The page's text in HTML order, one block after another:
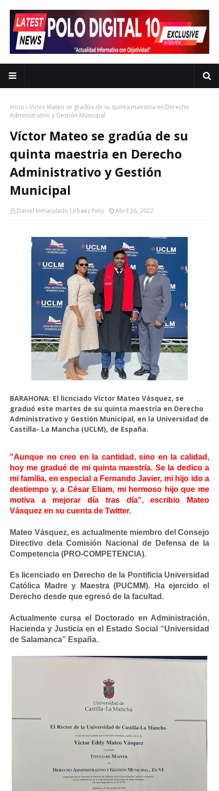
Inicio
Víctor Mateo se gradúa de su quinta maestria en Derecho
Administrativo y Gestión Municipal
Víctor Mateo se gradúa de su
quinta maestria en Derecho
Administrativo y Gestión
Municipal
Daniel Inmaculado Urbaez Feliz Abril 26, 2022
BARAHONA: El licnciado Víctor Mateo Vásquez, se
graduó este martes de su quinta maestria en Derecho
Administrativo y Gestión Municipal, en la Universidad de
Castilla- La Mancha (UCLM), de España.
"Aunque no creo en la cantidad, sino en la calidad,
hoy me gradué de mi quinta maestría. Se la dedico a
mi familia, en especial a Fernando Javier, mi hijo ido a
destiempo y, a César Eliam, mi hermoso hijo que me
motiva a mejorar día tras día", escribio Mateo
Vásquez en su cuenta de Twitter.
Mateo Vásquez, es actualmente miembro del Consejo
Directivo del a Comisión Nacional de Defensa de la
Competencia (PRO-COMPETENCIA).
Es licenciado en Derecho de la Pontificia Universidad
Católica Madre y Maestra (PUCMM). Ha ejercido el
Derecho desde que egresó de la facultad.
Actualmente cursa el Doctorado en Administración,
Hacienda y Justicia en el Estado Social “Universidad
de Salamanca” España.